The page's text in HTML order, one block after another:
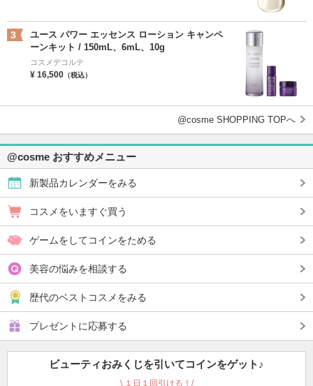
3
ユース パワー エッセンス ローション キャンペ
ーンキット / 150mL、6mL、10g
コスメデコルテ
¥ 16,500 （税込）
@cosme SHOPPING TOPへ
@cosme おすすめメニュー
新製品カレンダーをみる
コスメをいますぐ買う
ゲームをしてコインをためる
美容の悩みを相談する
歴代のベストコスメをみる
プレゼントに応募する
ビューティおみくじを引いてコインをゲット♪
\ １日１回引ける！/